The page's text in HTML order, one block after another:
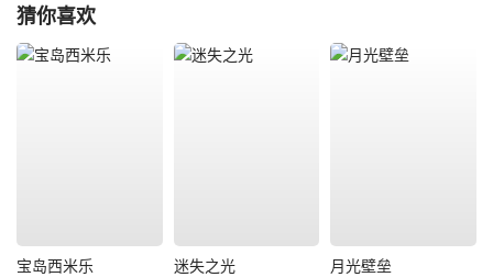
猜你喜欢
宝岛西米乐 迷失之光 月光壁垒